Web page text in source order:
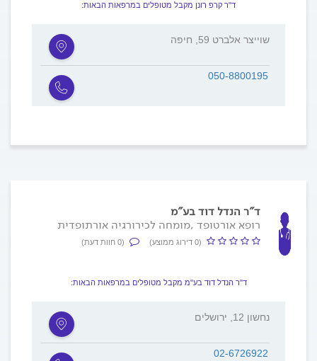
ד"ר קרפ רונן מקבל מטופלים במרפאות הבאות:
שוייצר אלברט 59, חיפה
050-8800195
ד"ר הנדל דוד בע"מ
רופא אורטופד ,מומחה לכירורגיה אורתופדית
(0 דירוג ממוצע) (0 חוות דעת)
ד"ר הנדל דוד בע"מ מקבל מטופלים במרפאות הבאות:
נחשון 12, ירושלים
02-6726922